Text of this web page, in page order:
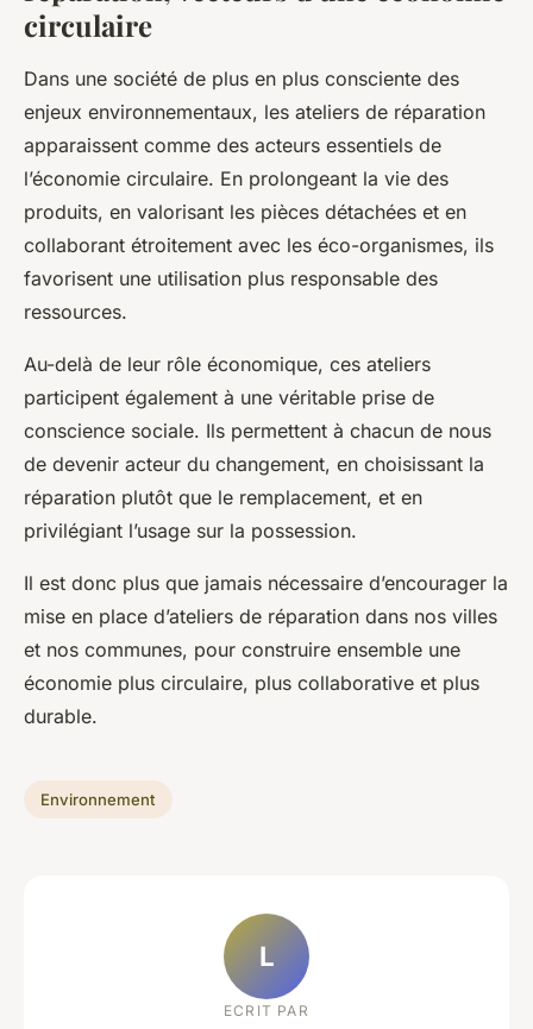
circulaire
Dans une société de plus en plus consciente des
enjeux environnementaux, les ateliers de réparation
apparaissent comme des acteurs essentiels de
l’économie circulaire. En prolongeant la vie des
produits, en valorisant les pièces détachées et en
collaborant étroitement avec les éco-organismes, ils
favorisent une utilisation plus responsable des
ressources.
Au-delà de leur rôle économique, ces ateliers
participent également à une véritable prise de
conscience sociale. Ils permettent à chacun de nous
de devenir acteur du changement, en choisissant la
réparation plutôt que le remplacement, et en
privilégiant l’usage sur la possession.
Il est donc plus que jamais nécessaire d’encourager la
mise en place d’ateliers de réparation dans nos villes
et nos communes, pour construire ensemble une
économie plus circulaire, plus collaborative et plus
durable.
Environnement
L
ECRIT PAR